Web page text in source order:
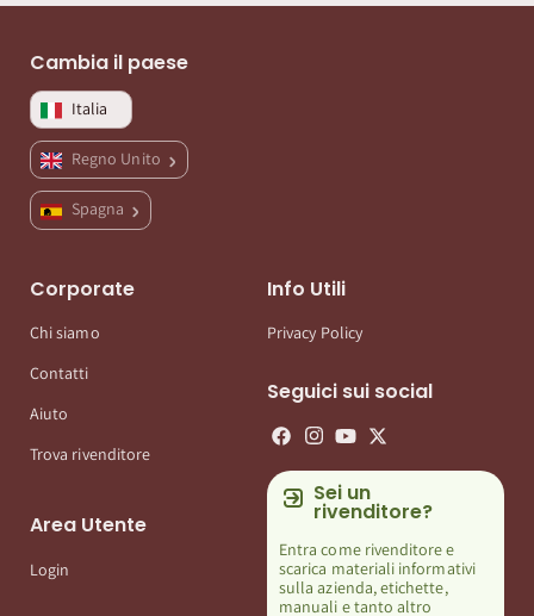
Cambia il paese
Italia
Regno Unito
Spagna
Corporate
Chi siamo
Contatti
Aiuto
Trova rivenditore
Area Utente
Login
Info Utili
Privacy Policy
Seguici sui social
Sei un
rivenditore?
Entra come rivenditore e
scarica materiali informativi
sulla azienda, etichette,
manuali e tanto altro